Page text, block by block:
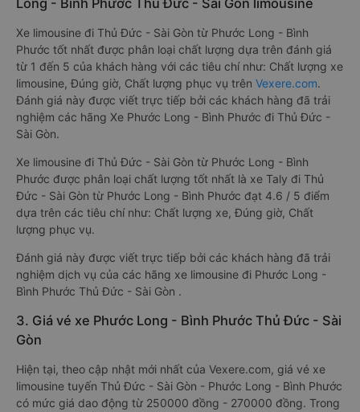
Long - Bình Phước Thủ Đức - Sài Gòn limousine
Xe limousine đi Thủ Đức - Sài Gòn từ Phước Long - Bình
Phước tốt nhất được phân loại chất lượng dựa trên đánh giá
từ 1 đến 5 của khách hàng với các tiêu chí như: Chất lượng xe
limousine, Đúng giờ, Chất lượng phục vụ trên Vexere.com.
Đánh giá này được viết trực tiếp bởi các khách hàng đã trải
nghiệm các hãng Xe Phước Long - Bình Phước đi Thủ Đức -
Sài Gòn.
Xe limousine đi Thủ Đức - Sài Gòn từ Phước Long - Bình
Phước được phân loại chất lượng tốt nhất là xe Taly đi Thủ
Đức - Sài Gòn từ Phước Long - Bình Phước đạt 4.6 / 5 điểm
dựa trên các tiêu chí như: Chất lượng xe, Đúng giờ, Chất
lượng phục vụ.
Đánh giá này được viết trực tiếp bởi các khách hàng đã trải
nghiệm dịch vụ của các hãng xe limousine đi Phước Long -
Bình Phước Thủ Đức - Sài Gòn .
3. Giá vé xe Phước Long - Bình Phước Thủ Đức - Sài
Gòn
Hiện tại, theo cập nhật mới nhất của Vexere.com, giá vé xe
limousine tuyến Thủ Đức - Sài Gòn - Phước Long - Bình Phước
có mức giá dao động từ 250000 đồng - 270000 đồng. Trong